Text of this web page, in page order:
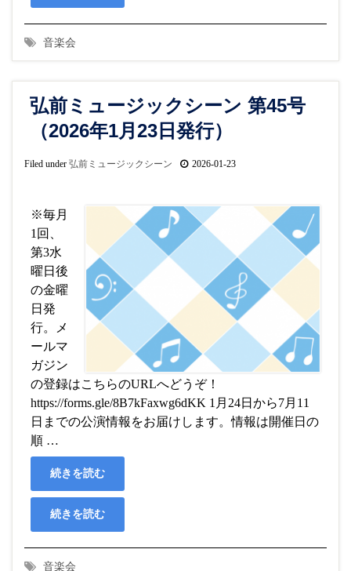
音楽会
弘前ミュージックシーン 第45号
（2026年1月23日発行）
Filed under 弘前ミュージックシーン 2026-01-23
※毎月
1回、
第3水
曜日後
の金曜
日発
行。メ
ールマ
ガジン
の登録はこちらのURLへどうぞ！
https://forms.gle/8B7kFaxwg6dKK 1月24日から7月11
日までの公演情報をお届けします。情報は開催日の
順 …
続きを読む
続きを読む
音楽会